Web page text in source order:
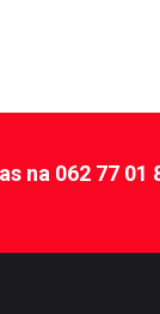
na 062 77 01